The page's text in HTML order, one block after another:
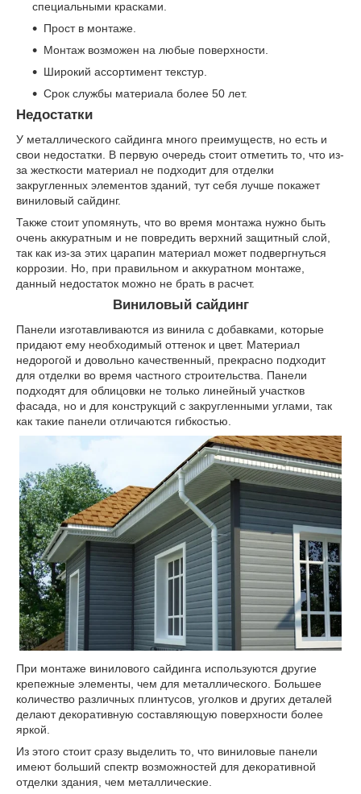
специальными красками.
Прост в монтаже.
Монтаж возможен на любые поверхности.
Широкий ассортимент текстур.
Срок службы материала более 50 лет.
Недостатки
У металлического сайдинга много преимуществ, но есть и
свои недостатки. В первую очередь стоит отметить то, что из-
за жесткости материал не подходит для отделки
закругленных элементов зданий, тут себя лучше покажет
виниловый сайдинг.
Также стоит упомянуть, что во время монтажа нужно быть
очень аккуратным и не повредить верхний защитный слой,
так как из-за этих царапин материал может подвергнуться
коррозии. Но, при правильном и аккуратном монтаже,
данный недостаток можно не брать в расчет.
Виниловый сайдинг
Панели изготавливаются из винила с добавками, которые
придают ему необходимый оттенок и цвет. Материал
недорогой и довольно качественный, прекрасно подходит
для отделки во время частного строительства. Панели
подходят для облицовки не только линейный участков
фасада, но и для конструкций с закругленными углами, так
как такие панели отличаются гибкостью.
При монтаже винилового сайдинга используются другие
крепежные элементы, чем для металлического. Большее
количество различных плинтусов, уголков и других деталей
делают декоративную составляющую поверхности более
яркой.
Из этого стоит сразу выделить то, что виниловые панели
имеют больший спектр возможностей для декоративной
отделки здания, чем металлические.